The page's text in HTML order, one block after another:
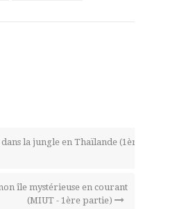
la jungle en Thaïlande (1ère
île mystérieuse en courant
(MIUT - 1ère partie)